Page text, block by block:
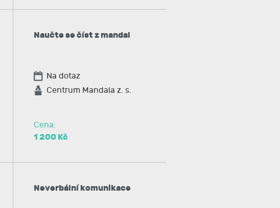
Naučte se číst z mandal
Na dotaz
Centrum Mandala z. s.
Cena:
1 200 Kč
Neverbální komunikace